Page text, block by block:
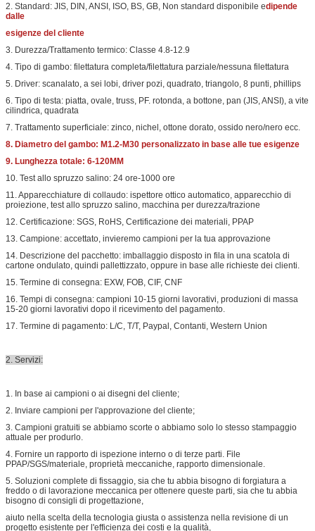
2. Standard: JIS, DIN, ANSI, ISO, BS, GB, Non standard disponibile edipende
dalle
esigenze del cliente
3. Durezza/Trattamento termico: Classe 4.8-12.9
4. Tipo di gambo: filettatura completa/filettatura parziale/nessuna filettatura
5. Driver: scanalato, a sei lobi, driver pozi, quadrato, triangolo, 8 punti, phillips
6. Tipo di testa: piatta, ovale, truss, PF. rotonda, a bottone, pan (JIS, ANSI), a vite
cilindrica, quadrata
7. Trattamento superficiale: zinco, nichel, ottone dorato, ossido nero/nero ecc.
8. Diametro del gambo: M1.2-M30 personalizzato in base alle tue esigenze
9. Lunghezza totale: 6-120MM
10. Test allo spruzzo salino: 24 ore-1000 ore
11. Apparecchiature di collaudo: ispettore ottico automatico, apparecchio di
proiezione, test allo spruzzo salino, macchina per durezza/trazione
12. Certificazione: SGS, RoHS, Certificazione dei materiali, PPAP
13. Campione: accettato, invieremo campioni per la tua approvazione
14. Descrizione del pacchetto: imballaggio disposto in fila in una scatola di
cartone ondulato, quindi pallettizzato, oppure in base alle richieste dei clienti.
15. Termine di consegna: EXW, FOB, CIF, CNF
16. Tempi di consegna: campioni 10-15 giorni lavorativi, produzioni di massa
15-20 giorni lavorativi dopo il ricevimento del pagamento.
17. Termine di pagamento: L/C, T/T, Paypal, Contanti, Western Union
2. Servizi:
1. In base ai campioni o ai disegni del cliente;
2. Inviare campioni per l'approvazione del cliente;
3. Campioni gratuiti se abbiamo scorte o abbiamo solo lo stesso stampaggio
attuale per produrlo.
4. Fornire un rapporto di ispezione interno o di terze parti. File
PPAP/SGS/materiale, proprietà meccaniche, rapporto dimensionale.
5. Soluzioni complete di fissaggio, sia che tu abbia bisogno di forgiatura a
freddo o di lavorazione meccanica per ottenere queste parti, sia che tu abbia
bisogno di consigli di progettazione,
aiuto nella scelta della tecnologia giusta o assistenza nella revisione di un
progetto esistente per l'efficienza dei costi e la qualità,